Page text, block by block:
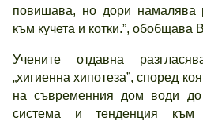
повишава, но дори намалява
към кучета и котки.”, обобщава
Учените отдавна
„хигиенна хипотеза”, според
на съвременния дом води до
система и тенденция към